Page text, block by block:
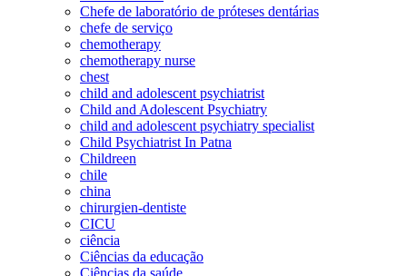
Chefe de laboratório de próteses dentárias
chefe de serviço
chemotherapy
chemotherapy nurse
chest
child and adolescent psychiatrist
Child and Adolescent Psychiatry
child and adolescent psychiatry specialist
Child Psychiatrist In Patna
Childreen
chile
china
chirurgien-dentiste
CICU
ciência
Ciências da educação
Ciências da saúde